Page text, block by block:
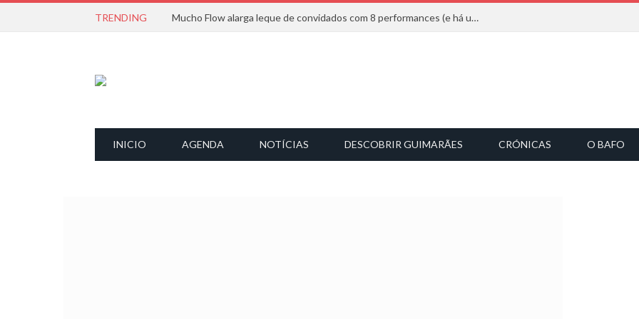
TRENDING Mucho Flow alarga leque de convidados com 8 performances (e há uma saída)
INICIO AGENDA NOTÍCIAS DESCOBRIR GUIMARÃES CRÓNICAS O BAFO